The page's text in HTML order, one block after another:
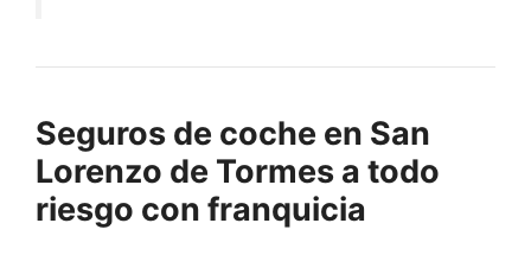
Seguros de coche en San
Lorenzo de Tormes a todo
riesgo con franquicia